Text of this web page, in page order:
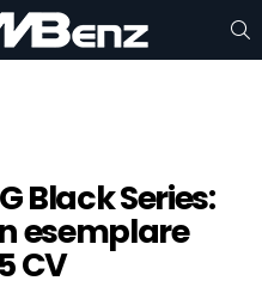
Black Series:
esemplare
CV